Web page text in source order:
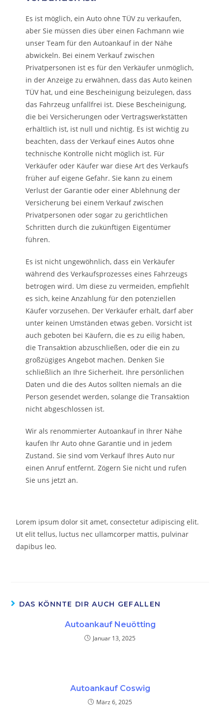
Es ist möglich, ein Auto ohne TÜV zu verkaufen,
aber Sie müssen dies über einen Fachmann wie
unser Team für den Autoankauf in der Nähe
abwickeln. Bei einem Verkauf zwischen
Privatpersonen ist es für den Verkäufer unmöglich,
in der Anzeige zu erwähnen, dass das Auto keinen
TÜV hat, und eine Bescheinigung beizulegen, dass
das Fahrzeug unfallfrei ist. Diese Bescheinigung,
die bei Versicherungen oder Vertragswerkstätten
erhältlich ist, ist null und nichtig. Es ist wichtig zu
beachten, dass der Verkauf eines Autos ohne
technische Kontrolle nicht möglich ist. Für
Verkäufer oder Käufer war diese Art des Verkaufs
früher auf eigene Gefahr. Sie kann zu einem
Verlust der Garantie oder einer Ablehnung der
Versicherung bei einem Verkauf zwischen
Privatpersonen oder sogar zu gerichtlichen
Schritten durch die zukünftigen Eigentümer
führen.
Es ist nicht ungewöhnlich, dass ein Verkäufer
während des Verkaufsprozesses eines Fahrzeugs
betrogen wird. Um diese zu vermeiden, empfiehlt
es sich, keine Anzahlung für den potenziellen
Käufer vorzusehen. Der Verkäufer erhält, darf aber
unter keinen Umständen etwas geben. Vorsicht ist
auch geboten bei Käufern, die es zu eilig haben,
die Transaktion abzuschließen, oder die ein zu
großzügiges Angebot machen. Denken Sie
schließlich an Ihre Sicherheit. Ihre persönlichen
Daten und die des Autos sollten niemals an die
Person gesendet werden, solange die Transaktion
nicht abgeschlossen ist.
Wir als renommierter Autoankauf in Ihrer Nähe
kaufen Ihr Auto ohne Garantie und in jedem
Zustand. Sie sind vom Verkauf Ihres Auto nur
einen Anruf entfernt. Zögern Sie nicht und rufen
Sie uns jetzt an.
Lorem ipsum dolor sit amet, consectetur adipiscing elit.
Ut elit tellus, luctus nec ullamcorper mattis, pulvinar
dapibus leo.
DAS KÖNNTE DIR AUCH GEFALLEN
Autoankauf Neuötting
Januar 13, 2025
Autoankauf Coswig
März 6, 2025